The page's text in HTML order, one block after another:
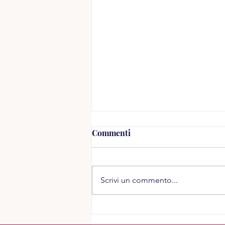
Commenti
Scrivi un commento...